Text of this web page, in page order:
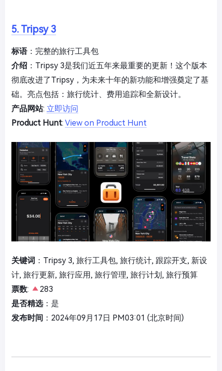
5. Tripsy 3
标语：完整的旅行工具包
介绍 ：Tripsy 3是我们近五年来最重要的更新！这个版本
彻底改进了Tripsy，为未来十年的新功能和增强奠定了基
础。亮点包括：旅行统计、费用追踪和全新设计。
产品网站: 立即访问
Product Hunt: View on Product Hunt
关键词 ：Tripsy 3, 旅行工具包, 旅行统计, 跟踪开支, 新设
计, 旅行更新, 旅行应用, 旅行管理, 旅行计划, 旅行预算
票数:
283
是否精选：是
发布时间 ：2024年09月17日 PM03:01 (北京时间)